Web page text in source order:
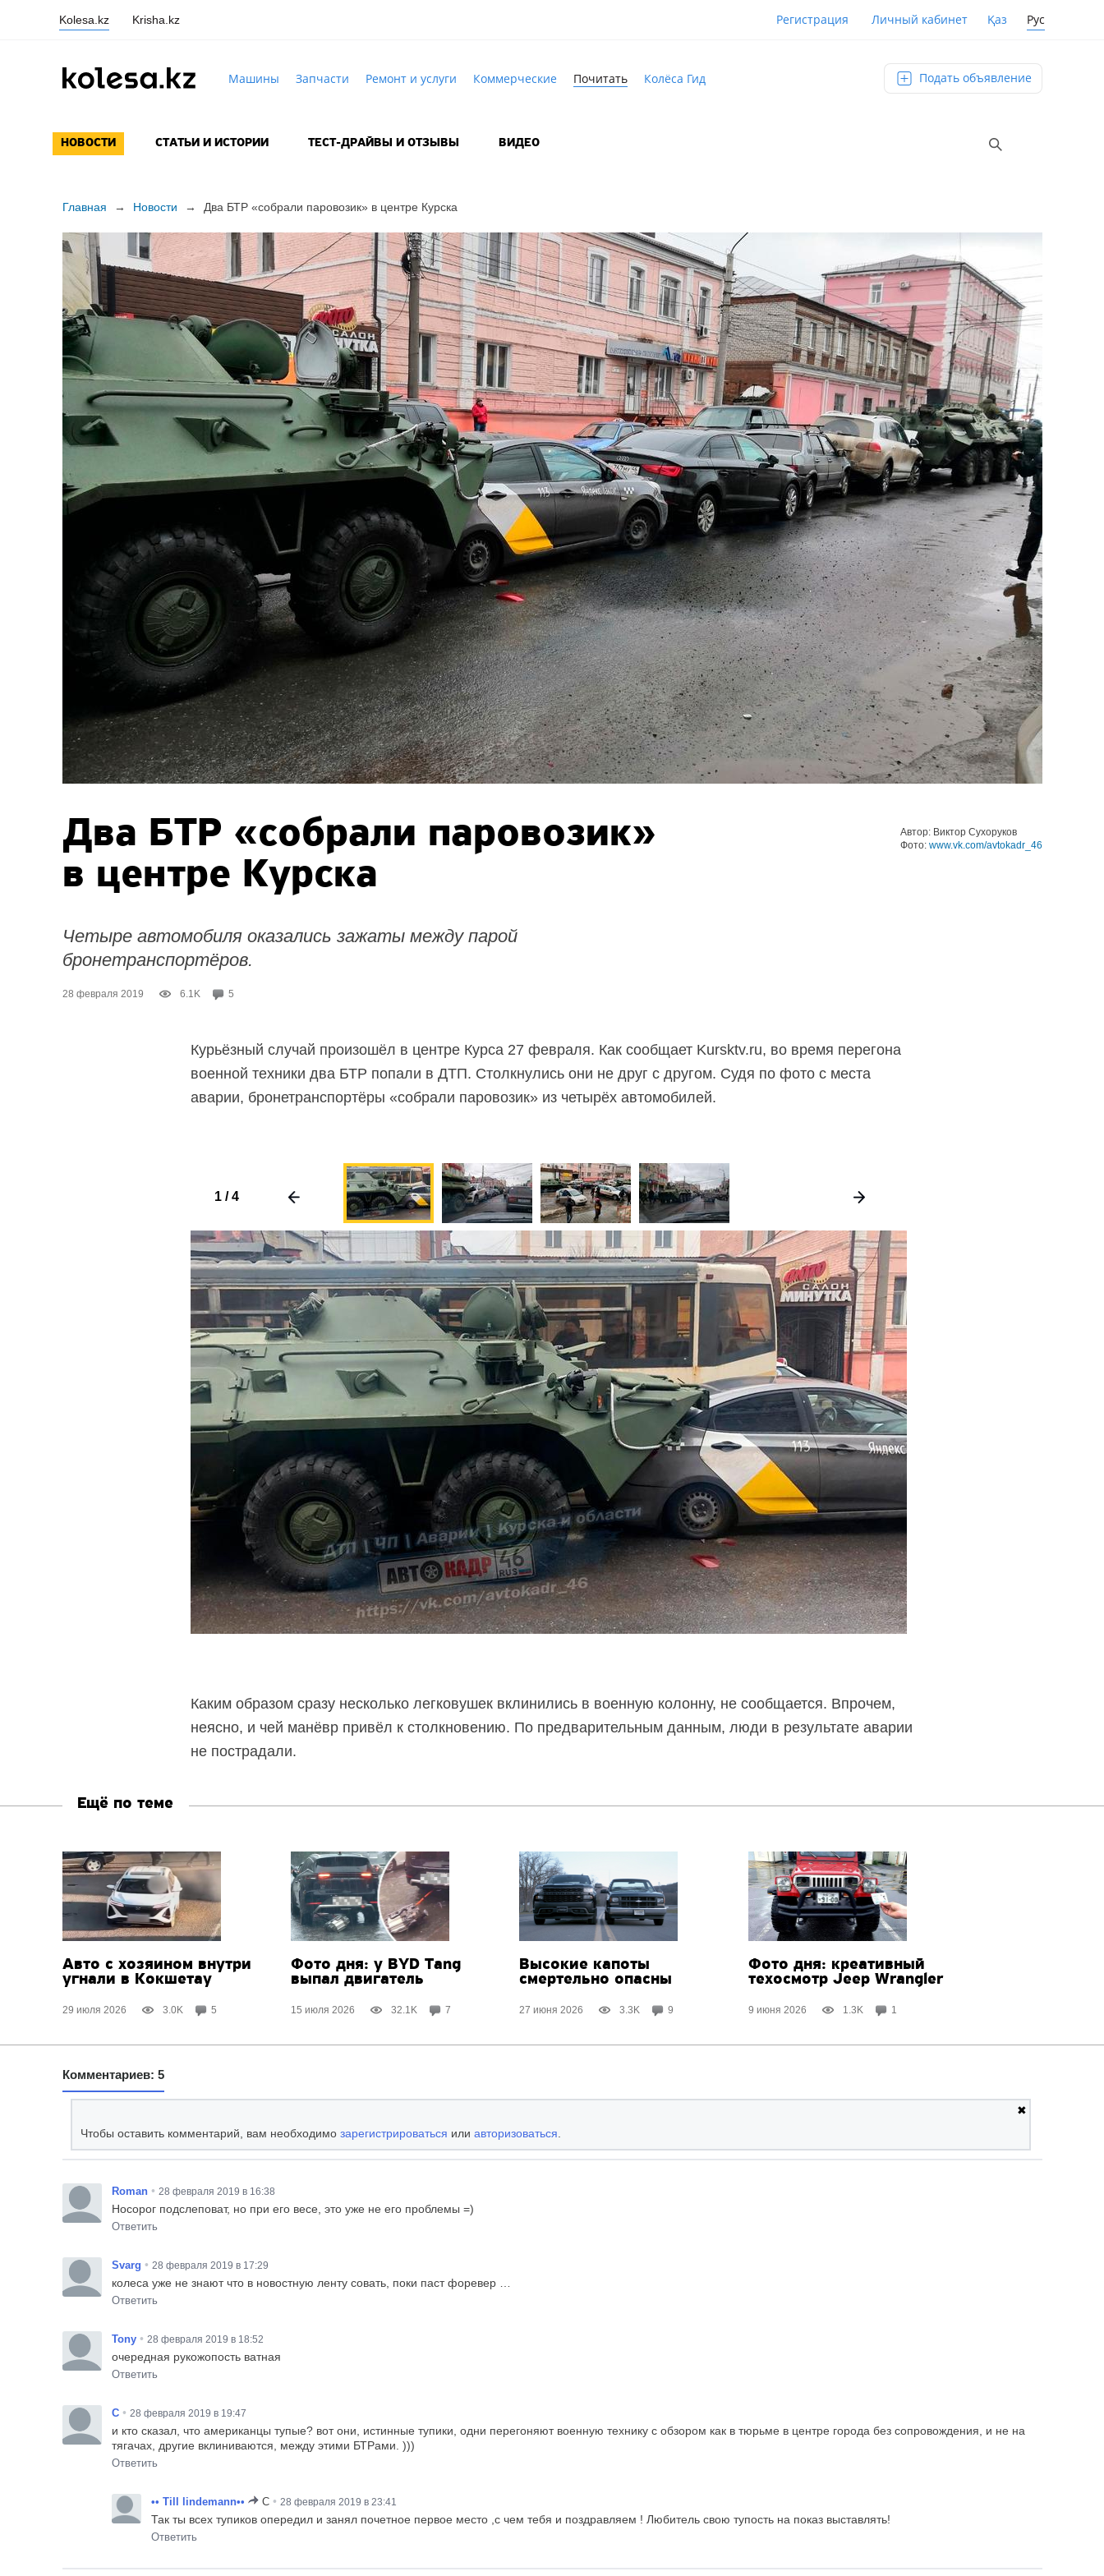
Kolesa.kz Krisha.kz Регистрация Личный кабинет Қаз Рус
Машины Запчасти Ремонт и услуги Коммерческие Почитать Колёса Гид Подать объявление
НОВОСТИ СТАТЬИ И ИСТОРИИ ТЕСТ-ДРАЙВЫ И ОТЗЫВЫ ВИДЕО
Главная → Новости → Два БТР «собрали паровозик» в центре Курска
Два БТР «собрали паровозик»
в центре Курска
Четыре автомобиля оказались зажаты между парой
бронетранспортёров.
28 февраля 2019 6.1K 5
Автор: Виктор Сухоруков
Фото: www.vk.com/avtokadr_46
Курьёзный случай произошёл в центре Курса 27 февраля. Как сообщает Kursktv.ru, во время перегона
военной техники два БТР попали в ДТП. Столкнулись они не друг с другом. Судя по фото с места
аварии, бронетранспортёры «собрали паровозик» из четырёх автомобилей.
1/4
Каким образом сразу несколько легковушек вклинились в военную колонну, не сообщается. Впрочем,
неясно, и чей манёвр привёл к столкновению. По предварительным данным, люди в результате аварии
не пострадали.
Ещё по теме
Авто с хозяином внутри
угнали в Кокшетау
29 июля 2026 3.0K 5
Фото дня: у BYD Tang
выпал двигатель
15 июля 2026 32.1K 7
Высокие капоты
смертельно опасны
27 июня 2026 3.3K 9
Фото дня: креативный
техосмотр Jeep Wrangler
9 июня 2026 1.3K 1
Комментариев: 5
✖
Чтобы оставить комментарий, вам необходимо зарегистрироваться или авторизоваться
Roman • 28 февраля 2019 в 16:38
Носорог подслеповат, но при его весе, это уже не его проблемы =)
Ответить
Svarg • 28 февраля 2019 в 17:29
колеса уже не знают что в новостную ленту совать, поки паст форевер …
Ответить
Tony • 28 февраля 2019 в 18:52
очередная рукожопость ватная
Ответить
C • 28 февраля 2019 в 19:47
и кто сказал, что американцы тупые? вот они, истинные тупики, одни перегоняют военную технику с обзором как в тюрьме в центре города без сопровождения, и не на
тягачах, другие вклиниваются, между этими БТРами. )))
Ответить
•• Till lindemann•• C • 28 февраля 2019 в 23:41
Так ты всех тупиков опередил и занял почетное первое место ,с чем тебя и поздравляем ! Любитель свою тупость на показ выставлять!
Ответить